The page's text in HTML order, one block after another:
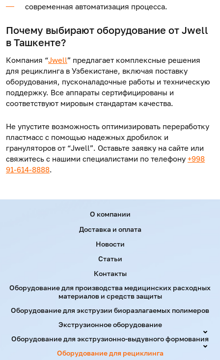
современная автоматизация процесса.
Почему выбирают оборудование от Jwell
в Ташкенте?
Компания “Jwell” предлагает комплексные решения
для рециклинга в Узбекистане, включая поставку
оборудования, пусконаладочные работы и техническую
поддержку. Все аппараты сертифицированы и
соответствуют мировым стандартам качества.
Не упустите возможность оптимизировать переработку
пластмасс с помощью надежных дробилок и
грануляторов от “Jwell”. Оставьте заявку на сайте или
свяжитесь с нашими специалистами по телефону +998
91-614-8888.
Оборудование для производства медицинских расходных
материалов и средств защиты
Оборудование для экструзии биоразлагаемых полимеров
Экструзионное оборудование
Оборудование для экструзионно-выдувного формования
Оборудование для рециклинга
О компании
Доставка и оплата
Новости
Статьи
Контакты